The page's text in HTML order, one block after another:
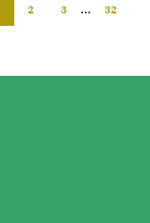
2 3 ... 32